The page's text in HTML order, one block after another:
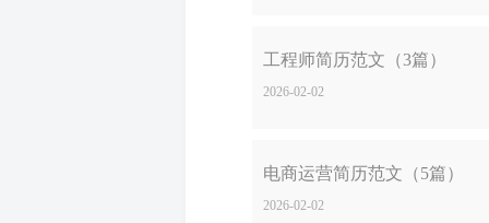
工程师简历范文（3篇）
2026-02-02
电商运营简历范文（5篇）
2026-02-02